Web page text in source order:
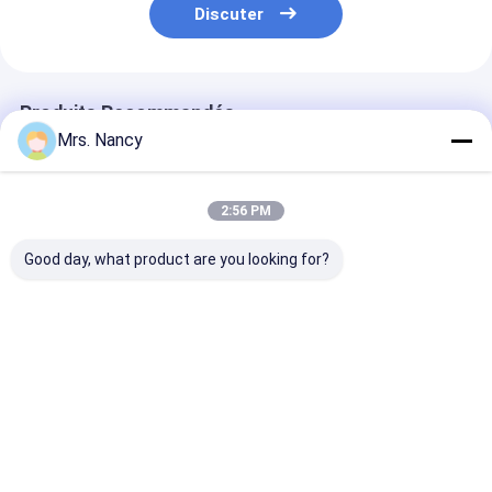
Appareil de ventilation du moteur
Discuter
Produits Recommandés
Mrs. Nancy
2:56 PM
Good day, what product are you looking for?